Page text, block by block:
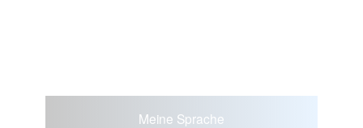
Meine Sprache